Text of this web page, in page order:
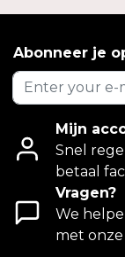
Abonneer je
Mijn
Snel
betaal
Vragen?
We
met